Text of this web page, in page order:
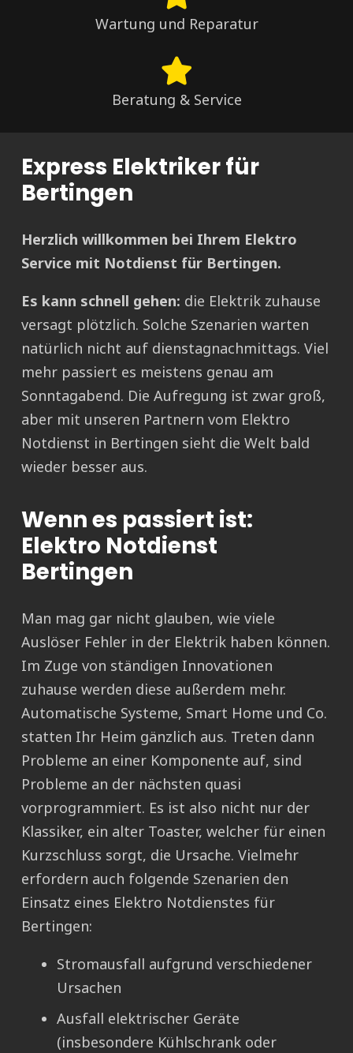
Wartung und Reparatur
Beratung & Service
Express Elektriker für
Bertingen
Herzlich willkommen bei Ihrem Elektro
Service mit Notdienst für Bertingen.
Es kann schnell gehen: die Elektrik zuhause
versagt plötzlich. Solche Szenarien warten
natürlich nicht auf dienstagnachmittags. Viel
mehr passiert es meistens genau am
Sonntagabend. Die Aufregung ist zwar groß,
aber mit unseren Partnern vom Elektro
Notdienst in Bertingen sieht die Welt bald
wieder besser aus.
Wenn es passiert ist:
Elektro Notdienst
Bertingen
Man mag gar nicht glauben, wie viele
Auslöser Fehler in der Elektrik haben können.
Im Zuge von ständigen Innovationen
zuhause werden diese außerdem mehr.
Automatische Systeme, Smart Home und Co.
statten Ihr Heim gänzlich aus. Treten dann
Probleme an einer Komponente auf, sind
Probleme an der nächsten quasi
vorprogrammiert. Es ist also nicht nur der
Klassiker, ein alter Toaster, welcher für einen
Kurzschluss sorgt, die Ursache. Vielmehr
erfordern auch folgende Szenarien den
Einsatz eines Elektro Notdienstes für
Bertingen:
Stromausfall aufgrund verschiedener
Ursachen
Ausfall elektrischer Geräte
(insbesondere Kühlschrank oder